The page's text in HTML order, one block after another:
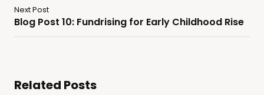
Next Post
Blog Post 10: Fundrising for Early Childhood Rise
Related Posts